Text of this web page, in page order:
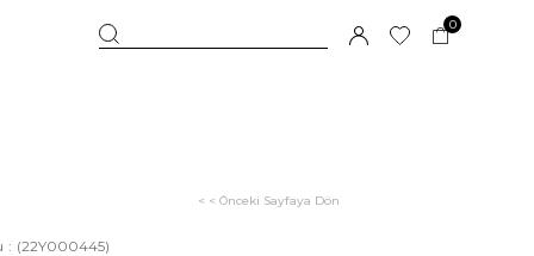
0
< < Önceki Sayfaya Dön
(22Y000445)